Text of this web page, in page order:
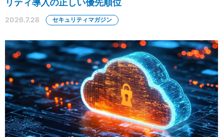
リティ導入の正しい優先順位
2026.7.28 セキュリティマガジン